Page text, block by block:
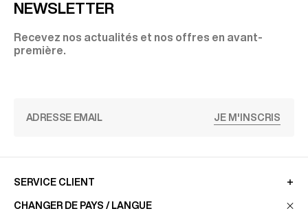
NEWSLETTER
Recevez nos actualités et nos offres en avant-
première.
JE M'INSCRIS
SERVICE CLIENT
CHANGER DE PAYS / LANGUE